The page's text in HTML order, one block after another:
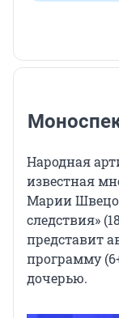
Народная
известная
Марии
следствия»
представит
программу
дочерью.